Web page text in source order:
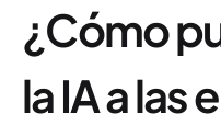
¿Cómo
la IA a las